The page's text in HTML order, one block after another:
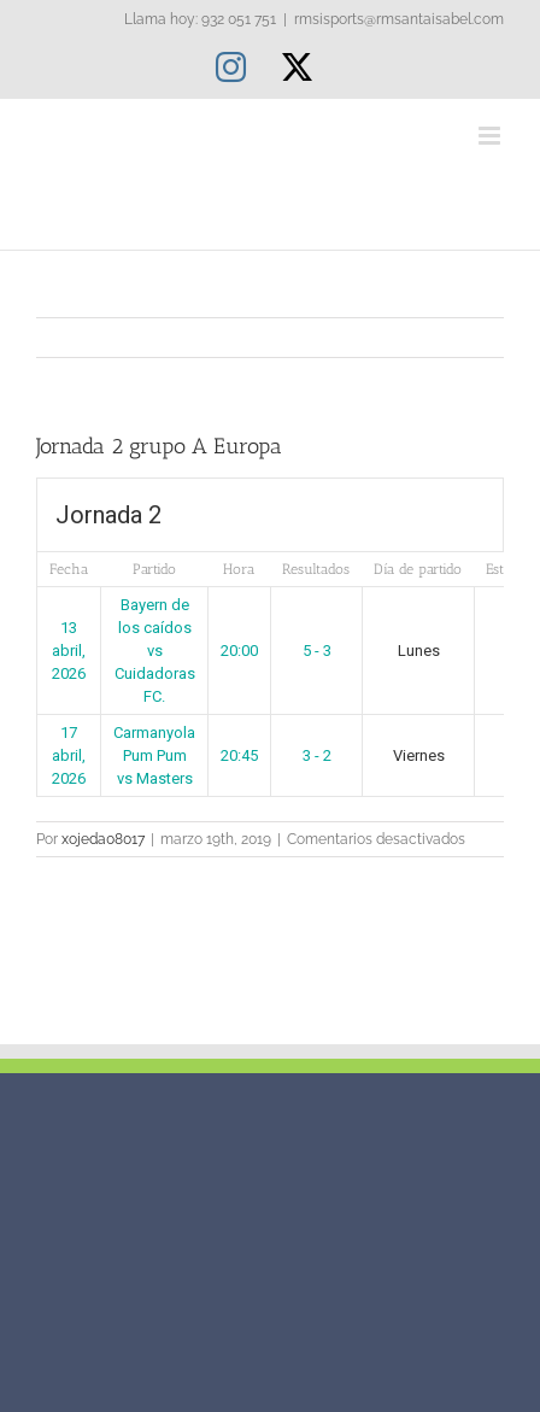
Llama hoy: 932 051 751 rmsisports@rmsantaisabel.com
Instagram
Jornada 2 grupo A Europa
Jornada 2
Fecha Partido Hora Resultados Día de partido Estado
13
abril,
2026
Bayern de
los caídos
vs
Cuidadoras
FC.
20:00 5 - 3 Lunes
17
abril,
2026
Carmanyola
Pum Pum
vs Masters
20:45 3 - 2 Viernes
Por xojeda08017 marzo 19th, 2019 Comentarios desactivadosen
Jornada